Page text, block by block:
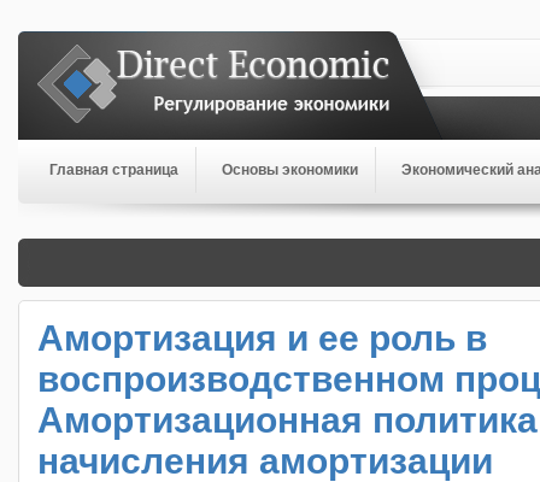
Главная страница Основы экономики Экономический
Амортизация и ее роль в
воспроизводственном
Амортизационная
начисления амортизации